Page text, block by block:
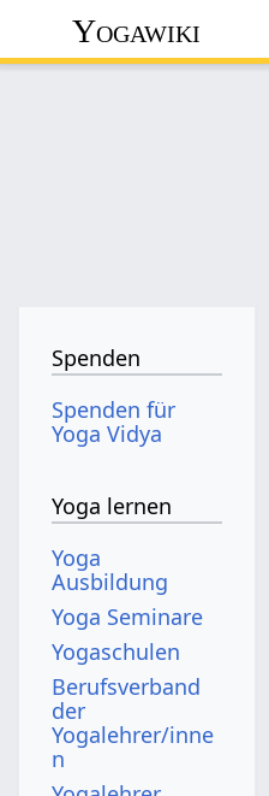
Yogawiki
Spenden
Spenden für
Yoga Vidya
Yoga lernen
Yoga
Ausbildung
Yoga Seminare
Yogaschulen
Berufsverband
der
Yogalehrer/inne
n